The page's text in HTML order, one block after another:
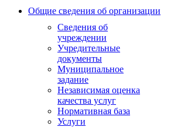
Общие сведения об организации
Сведения об
учреждении
Учредительные
документы
Муниципальное
задание
Независимая оценка
качества услуг
Нормативная база
Услуги